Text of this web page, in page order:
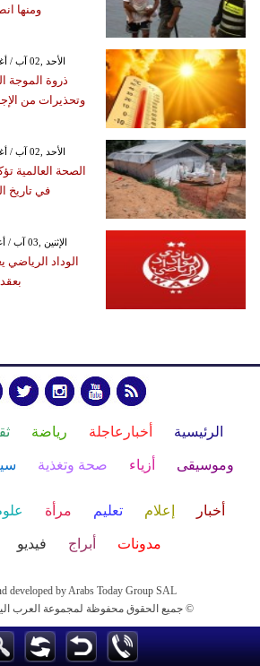
ومنها
GMT 14:33 2026 الأحد ,02 آب / أغسطس
ذروة الموجة
وتحذيرات من
GMT 13:04 2026 الأحد ,02 آب / أغسطس
الصحة العالمية
في تاريخ
GMT 11:01 2026 الإثنين ,03 آب / أغسطس
الوداد
الرئيسية أخبارعاجلة رياضة
وموسيقى أزياء صحة وتغذية
أخبار إعلام تعليم مرأة
مدونات أبراج فيديو
developed by Arabs Today Group SAL
جميع الحقوق محفوظة لمجموعة العرب اليوم الاعلامية 2025 ©